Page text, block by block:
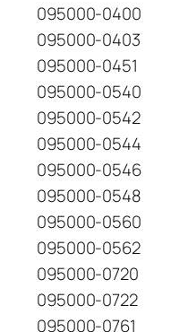
095000-0400
095000-0403
095000-0451
095000-0540
095000-0542
095000-0544
095000-0546
095000-0548
095000-0560
095000-0562
095000-0720
095000-0722
095000-0761